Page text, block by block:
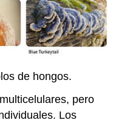
de hongos.
pero
Los